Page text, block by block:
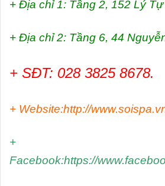
+ Địa chỉ 1: Tầng 2, 152 Lý
+ Địa chỉ 2: Tầng 6, 44
+ SĐT: 028 3825 8678.
+ Website:http://
+
Facebook:https://